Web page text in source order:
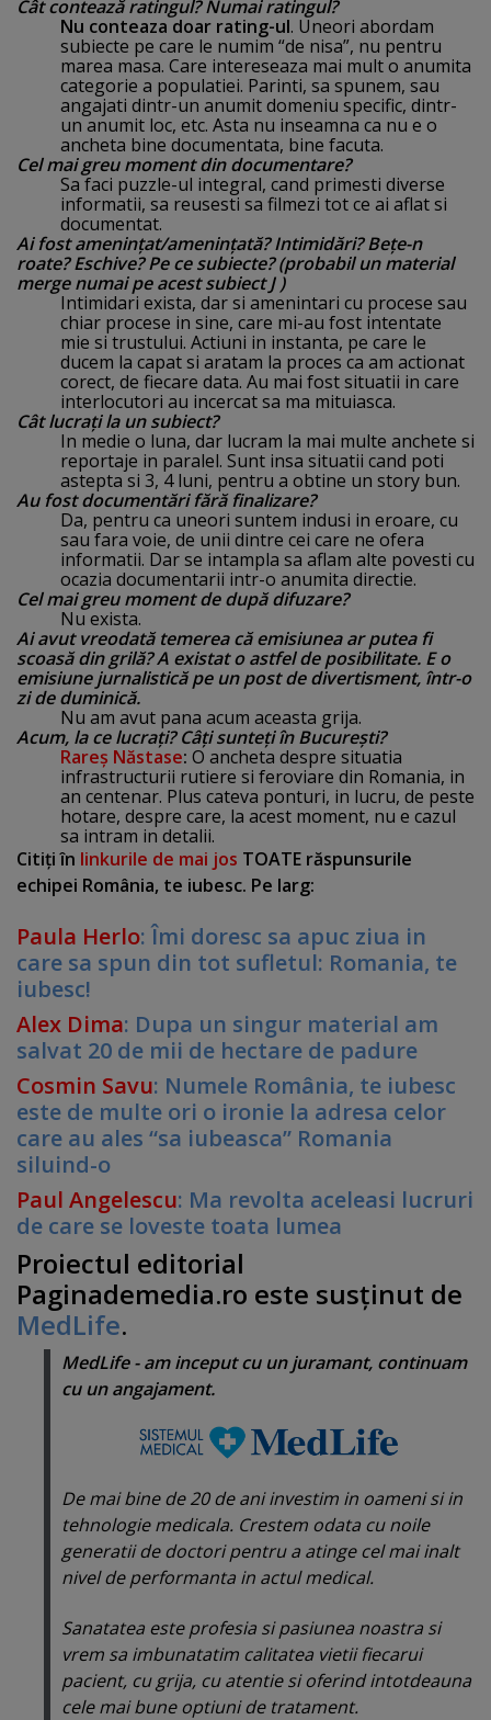
Cât contează ratingul? Numai ratingul?
Nu conteaza doar rating-ul. Uneori abordam
subiecte pe care le numim “de nisa”, nu pentru
marea masa. Care intereseaza mai mult o anumita
categorie a populatiei. Parinti, sa spunem, sau
angajati dintr-un anumit domeniu specific, dintr-
un anumit loc, etc. Asta nu inseamna ca nu e o
ancheta bine documentata, bine facuta.
Cel mai greu moment din documentare?
Sa faci puzzle-ul integral, cand primesti diverse
informatii, sa reusesti sa filmezi tot ce ai aflat si
documentat.
Ai fost ameninţat/ameninţată? Intimidări? Beţe-n
roate? Eschive? Pe ce subiecte? (probabil un material
merge numai pe acest subiect J )
Intimidari exista, dar si amenintari cu procese sau
chiar procese in sine, care mi-au fost intentate
mie si trustului. Actiuni in instanta, pe care le
ducem la capat si aratam la proces ca am actionat
corect, de fiecare data. Au mai fost situatii in care
interlocutori au incercat sa ma mituiasca.
Cât lucraţi la un subiect?
In medie o luna, dar lucram la mai multe anchete si
reportaje in paralel. Sunt insa situatii cand poti
astepta si 3, 4 luni, pentru a obtine un story bun.
Au fost documentări fără finalizare?
Da, pentru ca uneori suntem indusi in eroare, cu
sau fara voie, de unii dintre cei care ne ofera
informatii. Dar se intampla sa aflam alte povesti cu
ocazia documentarii intr-o anumita directie.
Cel mai greu moment de după difuzare?
Nu exista.
Ai avut vreodată temerea că emisiunea ar putea fi
scoasă din grilă? A existat o astfel de posibilitate. E o
emisiune jurnalistică pe un post de divertisment, într-o
zi de duminică.
Nu am avut pana acum aceasta grija.
Acum, la ce lucraţi? Câţi sunteţi în Bucureşti?
Rareş Năstase: O ancheta despre situatia
infrastructurii rutiere si feroviare din Romania, in
an centenar. Plus cateva ponturi, in lucru, de peste
hotare, despre care, la acest moment, nu e cazul
sa intram in detalii.
Citiţi în linkurile de mai jos TOATE răspunsurile
echipei România, te iubesc. Pe larg:
Paula Herlo: Îmi doresc sa apuc ziua in
care sa spun din tot sufletul: Romania, te
iubesc!
Alex Dima: Dupa un singur material am
salvat 20 de mii de hectare de padure
Cosmin Savu: Numele România, te iubesc
este de multe ori o ironie la adresa celor
care au ales “sa iubeasca” Romania
siluind-o
Paul Angelescu: Ma revolta aceleasi lucruri
de care se loveste toata lumea
Proiectul editorial
Paginademedia.ro este susţinut de
MedLife.
MedLife - am inceput cu un juramant, continuam
cu un angajament.
De mai bine de 20 de ani investim in oameni si in
tehnologie medicala. Crestem odata cu noile
generatii de doctori pentru a atinge cel mai inalt
nivel de performanta in actul medical.
Sanatatea este profesia si pasiunea noastra si
vrem sa imbunatatim calitatea vietii fiecarui
pacient, cu grija, cu atentie si oferind intotdeauna
cele mai bune optiuni de tratament.